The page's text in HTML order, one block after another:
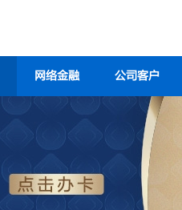
网络金融 公司客户